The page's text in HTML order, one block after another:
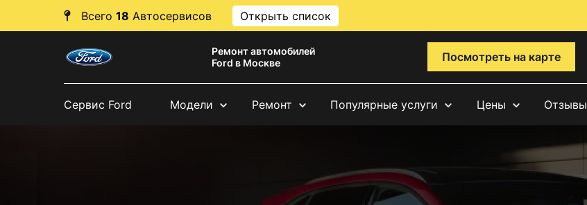
Всего 18 Автосервисов Открыть список
Ремонт автомобилей
Ford в Москве
Посмотреть на карте
Сервис Ford Модели Ремонт Популярные услуги Цены Отзывы